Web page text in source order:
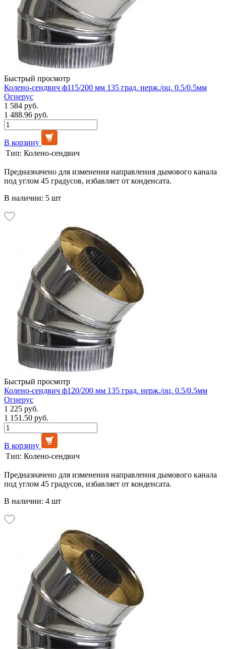
Быстрый просмотр
Колено-сендвич ф115/200 мм 135 град. нерж./оц. 0.5/0.5мм
Огнерус
1 584 руб.
1 488.96 руб.
В корзину
Тип: Колено-сендвич
Предназначено для изменения направления дымового канала
под углом 45 градусов, избавляет от конденсата.
В наличии: 5 шт
Быстрый просмотр
Колено-сендвич ф120/200 мм 135 град. нерж./оц. 0.5/0.5мм
Огнерус
1 225 руб.
1 151.50 руб.
В корзину
Тип: Колено-сендвич
Предназначено для изменения направления дымового канала
под углом 45 градусов, избавляет от конденсата.
В наличии: 4 шт